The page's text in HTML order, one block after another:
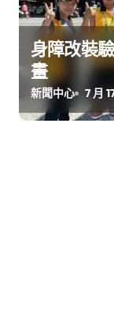
身障改裝
畫
新聞中心 7 月